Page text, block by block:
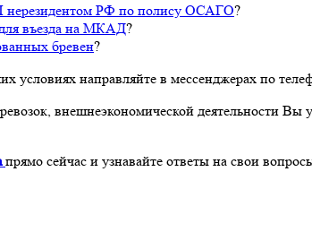
нерезидентом РФ по полису ОСАГО?
въезда на МКАД?
бревен?
условиях направляйте в мессенджерах по
внешнеэкономической деятельности Вы
прямо сейчас и узнавайте ответы на свои